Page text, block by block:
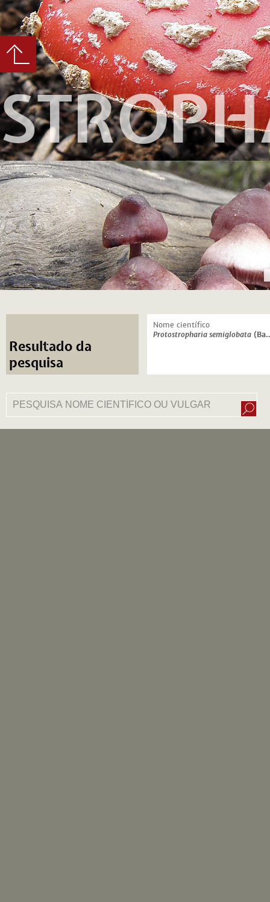
Resultado da
pesquisa
Nome científico
Protostropharia semiglobata (Batsch) Redhead, Moncalvo & Vilgalys